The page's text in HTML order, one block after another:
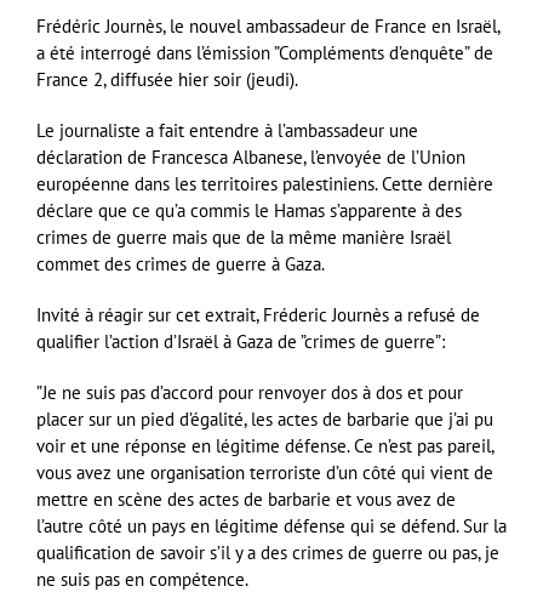
Frédéric Journès, le nouvel ambassadeur de France en Israël,
a été interrogé dans l’émission ”Compléments d’enquête” de
France 2, diffusée hier soir (jeudi).
Le journaliste a fait entendre à l’ambassadeur une
déclaration de Francesca Albanese, l’envoyée de l’Union
européenne dans les territoires palestiniens. Cette dernière
déclare que ce qu’a commis le Hamas s’apparente à des
crimes de guerre mais que de la même manière Israël
commet des crimes de guerre à Gaza.
Invité à réagir sur cet extrait, Fréderic Journès a refusé de
qualifier l’action d’Israël à Gaza de ”crimes de guerre”:
”Je ne suis pas d’accord pour renvoyer dos à dos et pour
placer sur un pied d’égalité, les actes de barbarie que j’ai pu
voir et une réponse en légitime défense. Ce n’est pas pareil,
vous avez une organisation terroriste d’un côté qui vient de
mettre en scène des actes de barbarie et vous avez de
l’autre côté un pays en légitime défense qui se défend. Sur la
qualification de savoir s’il y a des crimes de guerre ou pas, je
ne suis pas en compétence.